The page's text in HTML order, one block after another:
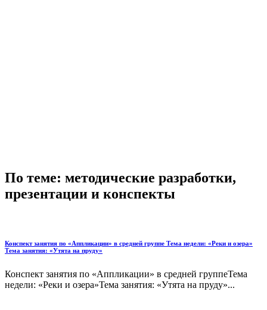
По теме: методические разработки,
презентации и конспекты
Конспект занятия по «Аппликации» в средней группе Тема недели: «Реки и озера»
Тема занятия: «Утята на пруду»
Конспект занятия по «Аппликации» в средней группеТема
недели: «Реки и озера»Тема занятия: «Утята на пруду»...